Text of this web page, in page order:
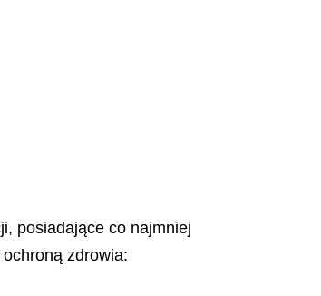
posiadające co najmniej
zdrowia: